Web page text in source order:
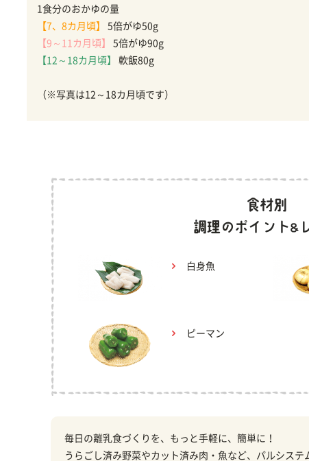
1食分のおかゆの量
【7、8カ月頃】
5倍がゆ50g
【9～11カ月頃】
5倍がゆ90g
【12～18カ月頃】
軟飯80g
（※写真は12～18カ月頃です）
白身魚
ピーマン
毎日の離乳食づくりを、もっと手軽に、簡単に！
うらごし済み野菜やカット済み肉・魚など、パルシステ